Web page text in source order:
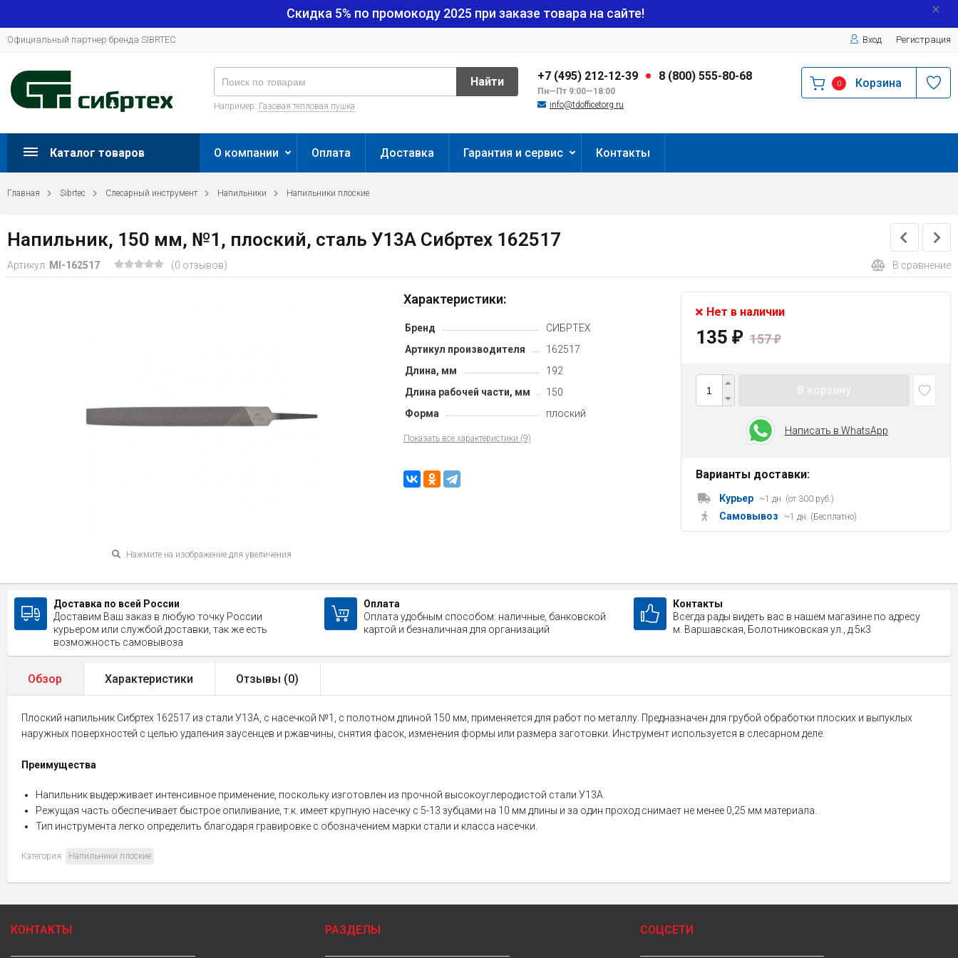
Скидка 5% по промокоду 2025 при заказе товара на сайте!
Официальный партнер бренда SIBRTEC Вход Регистрация
+7 (495) 212-12-39 8 (800) 555-80-68
Пн—Пт 9:00—18:00
info@tdofficetorg.ru
Найти
Например: Газовая тепловая пушка
0 Корзина
Каталог товаров О компании Оплата Доставка Гарантия и сервис Контакты
Главная Sibrtec Слесарный инструмент Напильники Напильники плоские
Напильник, 150 мм, №1, плоский, сталь У13А Сибртех 162517
Артикул: MI-162517 (0 отзывов) В сравнение
Нажмите на изображение для увеличения
Характеристики:
Бренд
СИБРТЕХ
Артикул производителя
162517
Длина, мм
192
Длина рабочей части, мм
150
Форма
плоский
Показать все характеристики (9)
Нет в наличии
135 ₽ 157₽
Написать в WhatsApp
Варианты доставки:
Курьер ~1 дн. (от 300 руб.)
Самовывоз ~1 дн. (Бесплатно)
Доставка по всей России
Доставим Ваш заказ в любую точку России
курьером или службой доставки, так же есть
возможность самовывоза
Оплата
Оплата удобным способом: наличные, банковской
картой и безналичная для организаций
Контакты
Всегда рады видеть вас в нашем магазине по адресу
м. Варшавская, Болотниковская ул., д.5к3
Обзор Характеристики Отзывы (0)
Плоский напильник Сибртех 162517 из стали У13А, с насечкой №1, с полотном длиной 150 мм, применяется для работ по металлу. Предназначен для грубой обработки плоских и выпуклых
наружных поверхностей с целью удаления заусенцев и ржавчины, снятия фасок, изменения формы или размера заготовки. Инструмент используется в слесарном деле.
Преимущества
Напильник выдерживает интенсивное применение, поскольку изготовлен из прочной высокоуглеродистой стали У13А.
Режущая часть обеспечивает быстрое опиливание, т.к. имеет крупную насечку с 5-13 зубцами на 10 мм длины и за один проход снимает не менее 0,25 мм материала.
Тип инструмента легко определить благодаря гравировке с обозначением марки стали и класса насечки.
Категория: Напильники плоские
КОНТАКТЫ РАЗДЕЛЫ СОЦСЕТИ